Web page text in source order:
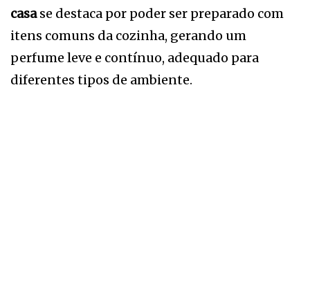
casase destaca por poder ser preparado com
itens comuns da cozinha, gerando um
perfume leve e contínuo, adequado para
diferentes tipos de ambiente.